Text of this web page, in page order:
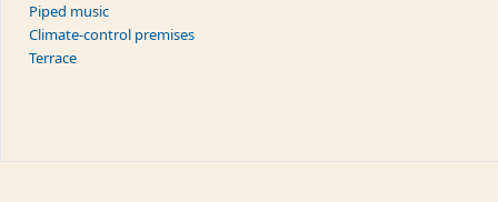
Piped music
Climate-control premises
Terrace